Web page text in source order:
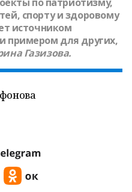
спорту и здоровому
источником
примером для других,
Газизова.